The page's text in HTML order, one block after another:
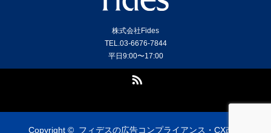
株式会社Fides
TEL.03-6676-7844
平日9:00〜17:00
Copyright © フィデスの広告コンプライアンス・CX改善